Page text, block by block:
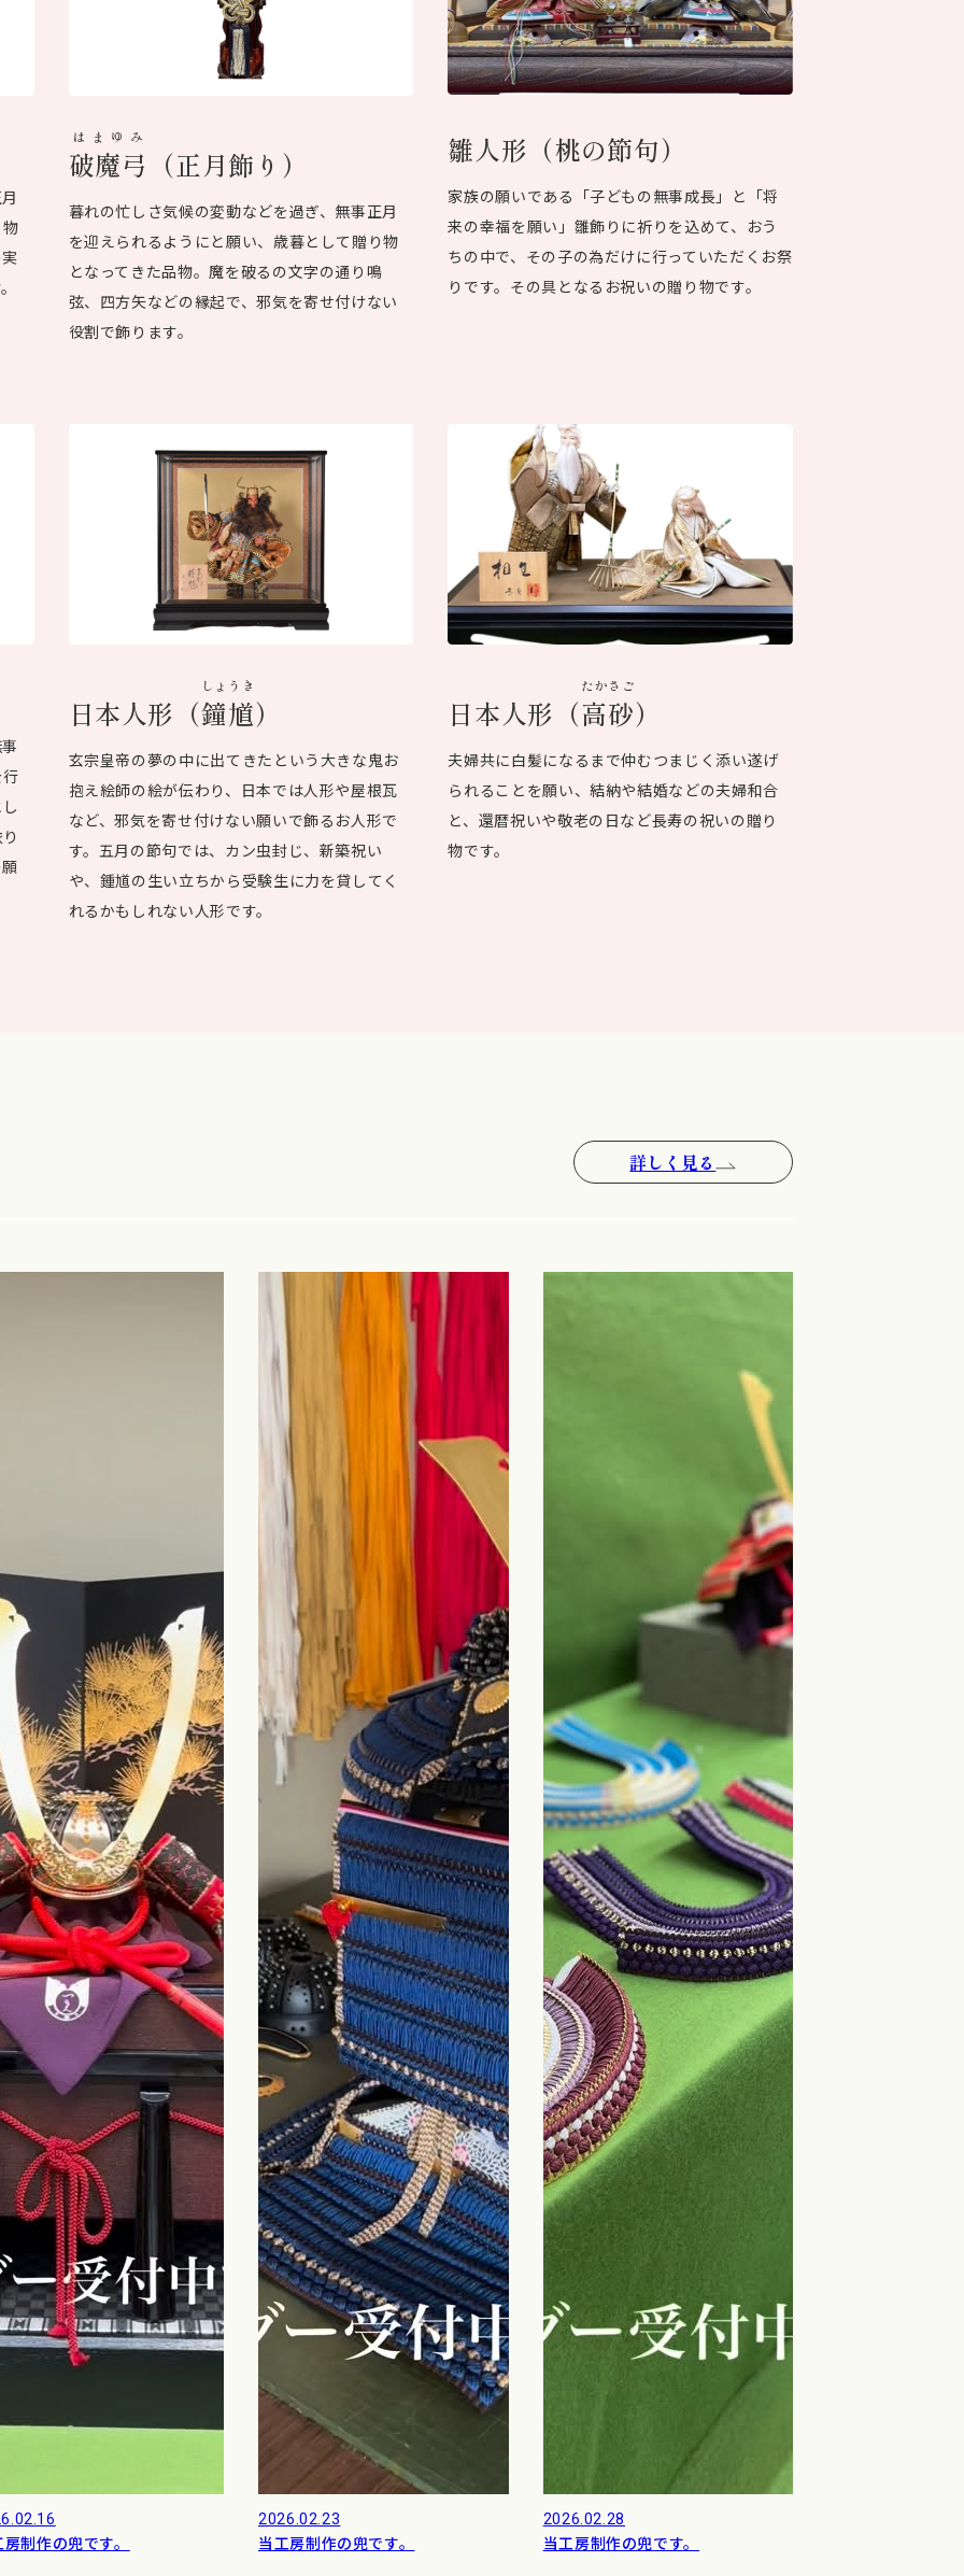
破魔弓
はまゆみ
（正月飾り）
暮れの忙しさ気候の変動などを過ぎ、無事正月
を迎えられるようにと願い、歳暮として贈り物
となってきた品物。魔を破るの文字の通り鳴
弦、四方矢などの縁起で、邪気を寄せ付けない
役割で飾ります。
雛人形（桃の節句）
家族の願いである「子どもの無事成長」と「将
来の幸福を願い」雛飾りに祈りを込めて、おう
ちの中で、その子の為だけに行っていただくお祭
りです。その具となるお祝いの贈り物です。
日本人形（鐘馗
しょうき
）
玄宗皇帝の夢の中に出てきたという大きな鬼お
抱え絵師の絵が伝わり、日本では人形や屋根瓦
など、邪気を寄せ付けない願いで飾るお人形で
す。五月の節句では、カン虫封じ、新築祝い
や、鍾馗の生い立ちから受験生に力を貸してく
れるかもしれない人形です。
日本人形（高砂
たかさご
）
夫婦共に白髪になるまで仲むつまじく添い遂げ
られることを願い、結納や結婚などの夫婦和合
と、還暦祝いや敬老の日など長寿の祝いの贈り
物です。
詳しく見る
制作の兜です。
2026.02.23
当工房制作の兜です。
2026.02.28
当工房制作の兜です。